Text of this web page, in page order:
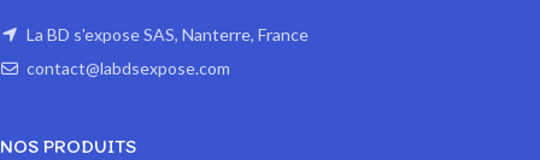
La BD s'expose SAS, Nanterre, France
contact@labdsexpose.com
NOS PRODUITS